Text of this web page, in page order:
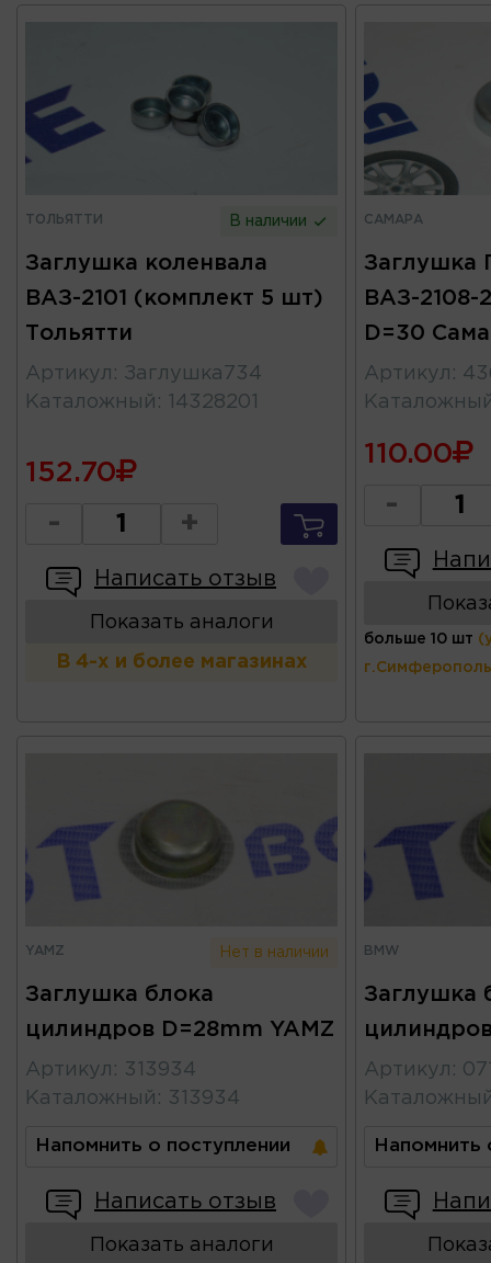
ТОЛЬЯТТИ В наличии
Заглушка коленвала
ВАЗ-2101 (комплект 5 шт)
Тольятти
Артикул : Заглушка734
Каталожный : 14328201
152.70
- +
Написать отзыв
Показать аналоги
В 4-х и более магазинах
САМАРА
Заглушка
ВАЗ-2108-
D=30
Артикул :
110.00
-
больше 10 шт
YAMZ Нет в наличии
Заглушка блока
цилиндров D=28mm YAMZ
Артикул : 313934
Каталожный : 313934
Напомнить о поступлении
Написать отзыв
Показать аналоги
BMW
Заглушка
Артикул :
Напомнить